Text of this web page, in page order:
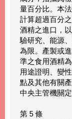
量百分比。本
計算超過百分
酒精之進口，
驗研究、能源
為限。產製或
準之食用酒精
用途證明、變
點及其他有關
中央主管機關定
第 5 條